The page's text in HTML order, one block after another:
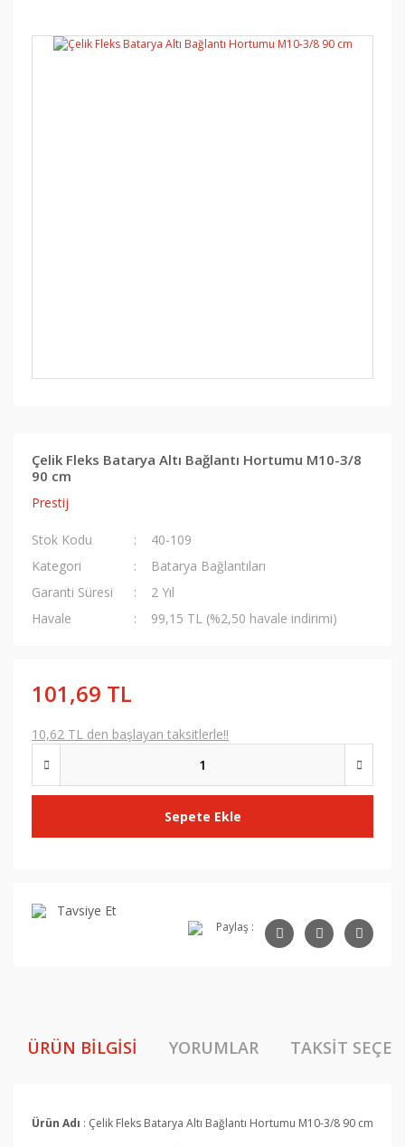
Çelik Fleks Batarya Altı Bağlantı Hortumu M10-3/8
90 cm
Prestij
Stok Kodu
40-109
Kategori
Batarya Bağlantıları
Garanti Süresi
2 Yıl
Havale
99,15 TL (%2,50 havale indirimi)
101,69 TL
10,62 TL den başlayan taksitlerle!!
Sepete Ekle
Tavsiye Et
Paylaş :
ÜRÜN BILGISI YORUMLAR TAKSIT
Ürün Adı : Çelik Fleks Batarya Altı Bağlantı Hortumu M10-3/8 90 cm